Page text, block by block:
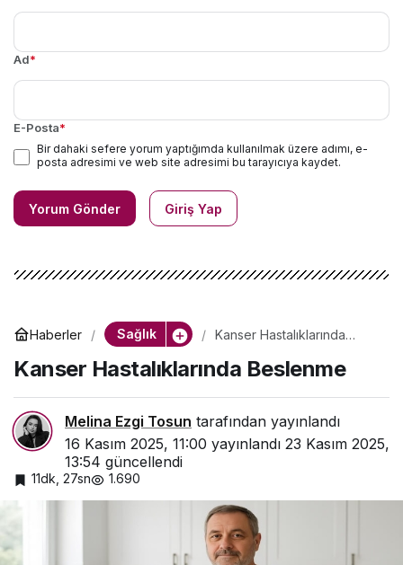
Ad*
E-Posta*
Bir dahaki sefere yorum yaptığımda kullanılmak üzere adımı, e-
posta adresimi ve web site adresimi bu tarayıcıya kaydet.
Yorum Gönder Giriş Yap
Haberler Sağlık
Kanser Hastalıklarında
Kanser Hastalıklarında Beslenme
Melina Ezgi Tosun tarafından yayınlandı
16 Kasım 2025, 11:00 yayınlandı 23 Kasım 2025,
13:54 güncellendi
11dk, 27sn 1.690